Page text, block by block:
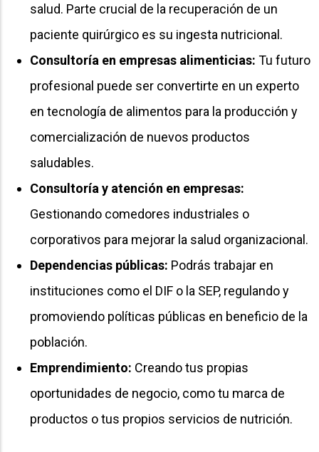
salud. Parte crucial de la recuperación de un
paciente quirúrgico es su ingesta nutricional.
Consultoría en empresas alimenticias: Tu futuro
profesional puede ser convertirte en un experto
en tecnología de alimentos para la producción y
comercialización de nuevos productos
saludables.
Consultoría y atención en empresas:
Gestionando comedores industriales o
corporativos para mejorar la salud organizacional.
Dependencias públicas: Podrás trabajar en
instituciones como el DIF o la SEP, regulando y
promoviendo políticas públicas en beneficio de la
población.
Emprendimiento: Creando tus propias
oportunidades de negocio, como tu marca de
productos o tus propios servicios de nutrición.